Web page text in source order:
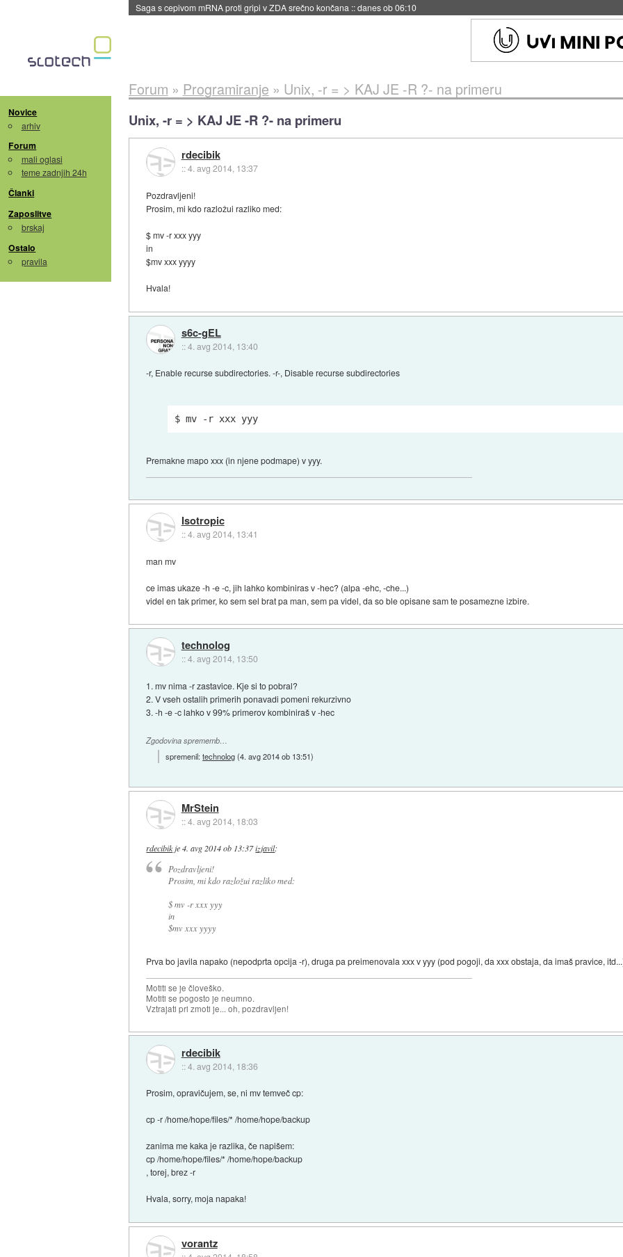
Saga s cepivom mRNA proti gripi v ZDA srečno končana ::danes ob 06:10
Novice
arhiv
Forum
mali oglasi
teme zadnjih 24h
Članki
Zaposlitve
brskaj
Ostalo
pravila
Forum » Programiranje » Unix, -r = > KAJ JE -R ?- na primeru
Unix, -r = > KAJ JE -R ?- na primeru
rdecibik
::4. avg 2014, 13:37
Pozdravljeni!
Prosim, mi kdo razložui razliko med:
$ mv -r xxx yyy
in
$mv xxx yyyy
Hvala!
s6c-gEL
::4. avg 2014, 13:40
-r, Enable recurse subdirectories. -r-, Disable recurse subdirectories
$ mv -r xxx yyy
Premakne mapo xxx (in njene podmape) v yyy.
Isotropic
::4. avg 2014, 13:41
man mv
ce imas ukaze -h -e -c, jih lahko kombiniras v -hec? (alpa -ehc, -che...)
videl en tak primer, ko sem sel brat pa man, sem pa videl, da so ble opisane sam te posamezne izbire.
technolog
::4. avg 2014, 13:50
1. mv nima -r zastavice. Kje si to pobral?
2. V vseh ostalih primerih ponavadi pomeni rekurzivno
3. -h -e -c lahko v 99% primerov kombiniraš v -hec
Zgodovina sprememb…
spremenil:technolog(4. avg 2014 ob 13:51)
MrStein
::4. avg 2014, 18:03
rdecibikje4. avg 2014 ob 13:37izjavil:
Pozdravljeni!
Prosim, mi kdo razložui razliko med:
$ mv -r xxx yyy
in
$mv xxx yyyy
Prva bo javila napako (nepodprta opcija -r), druga pa preimenovala xxx v yyy (pod pogoji, da xxx obstaja, da imaš pravice,
Motiti se je človeško.
Motiti se pogosto je neumno.
Vztrajati pri zmoti je... oh, pozdravljen!
rdecibik
::4. avg 2014, 18:36
Prosim, opravičujem, se, ni mv temveč cp:
cp -r /home/hope/files/* /home/hope/backup
zanima me kaka je razlika, če napišem:
cp /home/hope/files/* /home/hope/backup
, torej, brez -r
Hvala, sorry, moja napaka!
vorantz